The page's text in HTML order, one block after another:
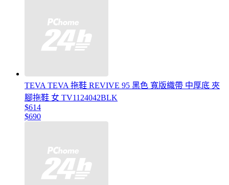
TEVA TEVA 拖鞋 REVIVE 95 黑色 寬版織帶 中厚底 夾
腳拖鞋 女 TV1124042BLK
$614
$690